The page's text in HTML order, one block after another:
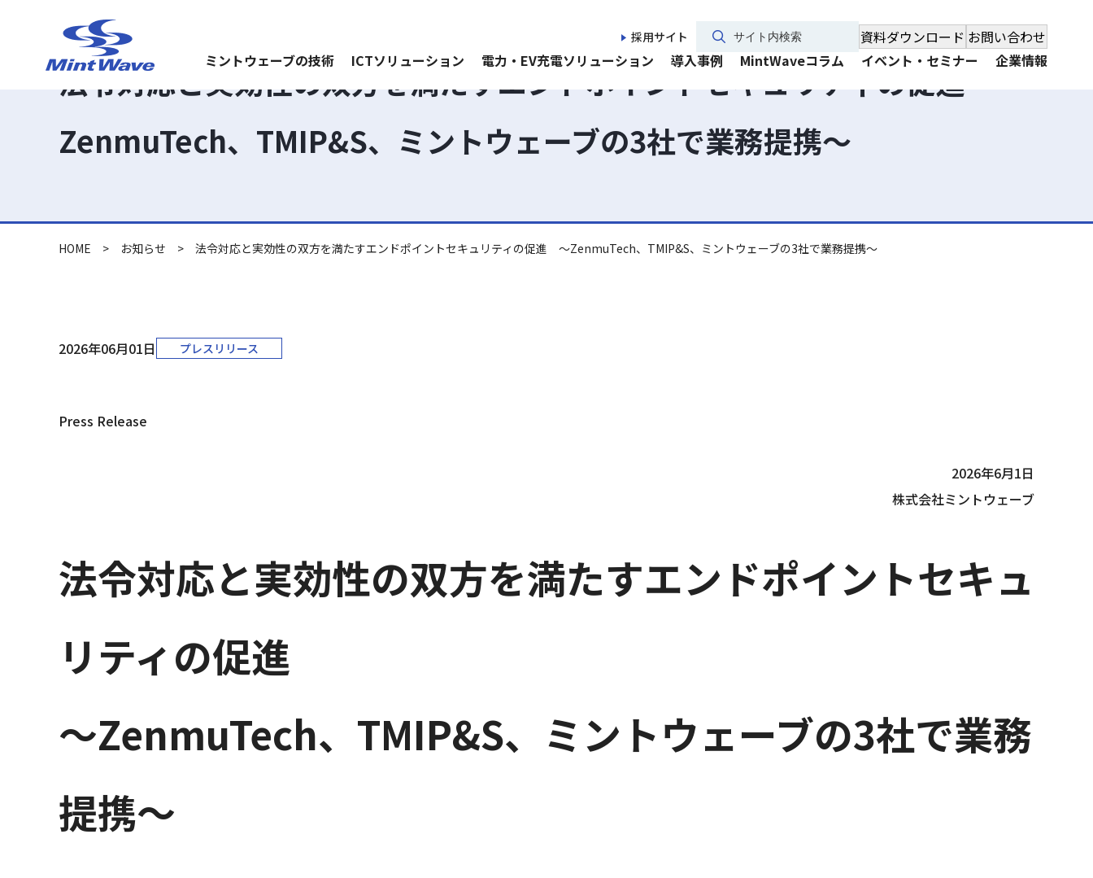
採用サイト 資料ダウンロード お問い合わせ
ミントウェーブの技術
ICTソリューション 電力・EV充電ソリューション 導入事例 MintWaveコラム イベント・セミナー 企業情報
法令対応と実効性の双方を満たすエンドポイントセキュリティの促進 ～
ZenmuTech、TMIP&S、ミントウェーブの3社で業務提携～
HOME > お知らせ > 法令対応と実効性の双方を満たすエンドポイントセキュリティの促進 ～ZenmuTech、TMIP&S、ミントウェーブの3社で業務提携～
2026年06月01日 プレスリリース
Press Release
2026年6月1日
株式会社ミントウェーブ
法令対応と実効性の双方を満たすエンドポイントセキュ
リティの促進
～ZenmuTech、TMIP&S、ミントウェーブの3社で業務
提携～